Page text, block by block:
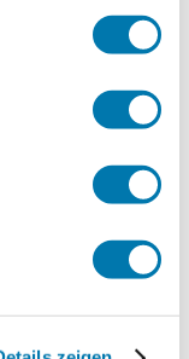
- 10:00